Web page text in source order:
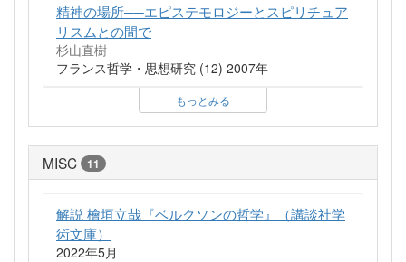
精神の場所──エピステモロジーとスピリチュア
リスムとの間で
杉山直樹
フランス哲学・思想研究 (12) 2007年
もっとみる
MISC 11
解説 檜垣立哉『ベルクソンの哲学』（講談社学
術文庫）
2022年5月